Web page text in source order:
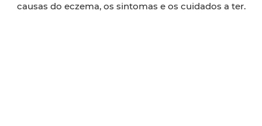
causas do eczema, os sintomas e os cuidados a ter.